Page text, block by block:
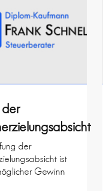
der
der
ist
Gewinn